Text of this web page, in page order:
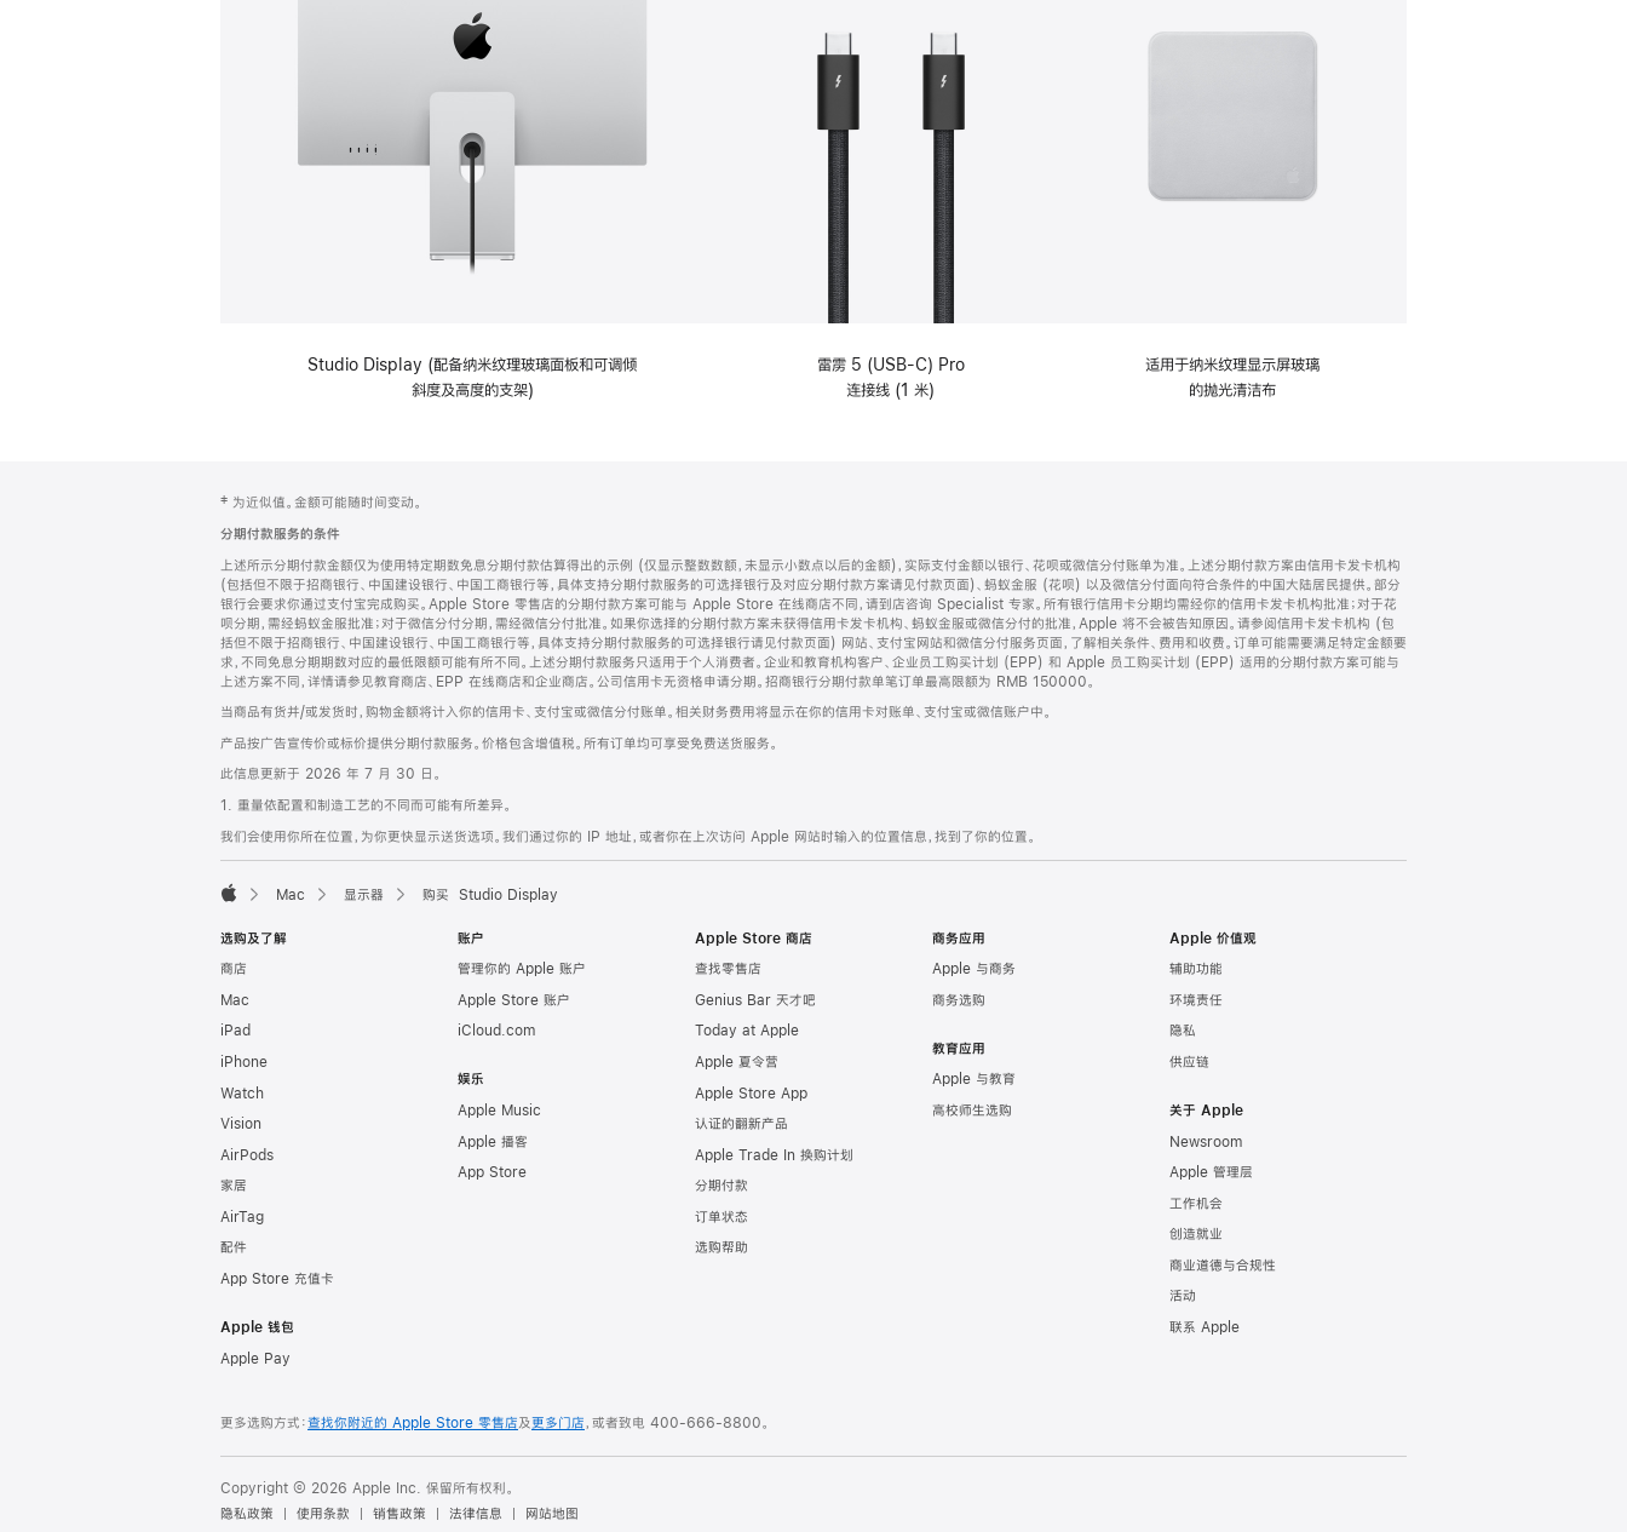
Studio Display (配备纳米纹理玻璃面板和可调倾
斜度及高度的支架)
雷雳 5 (USB-C) Pro
连接线 (1 米)
适用于纳米纹理显示屏玻璃
的抛光清洁布
页
脚
注
‡ 为近似值。金额可能随时间变动。
分期付款服务的条件
上述所示分期付款金额仅为使用特定期数免息分期付款估算得出的示例 (仅显示整数数额，未显示小数点以后的金额)，实际支付金额以银行、花呗或微信分付账单为准。上述分期付款方案由信用卡发卡机构
(包括但不限于招商银行、中国建设银行、中国工商银行等，具体支持分期付款服务的可选择银行及对应分期付款方案请见付款页面)、蚂蚁金服 (花呗) 以及微信分付面向符合条件的中国大陆居民提供。部分
银行会要求你通过支付宝完成购买。Apple Store 零售店的分期付款方案可能与 Apple Store 在线商店不同，请到店咨询 Specialist 专家。所有银行信用卡分期均需经你的信用卡发卡机构批准；对于花
呗分期，需经蚂蚁金服批准；对于微信分付分期，需经微信分付批准。如果你选择的分期付款方案未获得信用卡发卡机构、蚂蚁金服或微信分付的批准，Apple 将不会被告知原因。请参阅信用卡发卡机构 (包
括但不限于招商银行、中国建设银行、中国工商银行等，具体支持分期付款服务的可选择银行请见付款页面) 网站、支付宝网站和微信分付服务页面，了解相关条件、费用和收费。订单可能需要满足特定金额要
求，不同免息分期期数对应的最低限额可能有所不同。上述分期付款服务只适用于个人消费者。企业和教育机构客户、企业员工购买计划 (EPP) 和 Apple 员工购买计划 (EPP) 适用的分期付款方案可能与
上述方案不同，详情请参见教育商店、EPP 在线商店和企业商店。公司信用卡无资格申请分期。招商银行分期付款单笔订单最高限额为 RMB 150000。
当商品有货并/或发货时，购物金额将计入你的信用卡、支付宝或微信分付账单。相关财务费用将显示在你的信用卡对账单、支付宝或微信账户中。
产品按广告宣传价或标价提供分期付款服务。价格包含增值税。所有订单均可享受免费送货服务。
此信息更新于 2026 年 7 月 30 日。
1. 重量依配置和制造工艺的不同而可能有所差异。
我们会使用你所在位置，为你更快显示送货选项。我们通过你的 IP 地址，或者你在上次访问 Apple 网站时输入的位置信息，找到了你的位置。
Mac 显示器 购买 Studio Display
选购及了解
商店
Mac
iPad
iPhone
Watch
Vision
AirPods
家居
AirTag
配件
App Store 充值卡
Apple 钱包
Apple Pay
账户
管理你的 Apple 账户
Apple Store 账户
iCloud.com
娱乐
Apple Music
Apple 播客
App Store
Apple Store 商店
查找零售店
Genius Bar 天才吧
Today at Apple
Apple 夏令营
Apple Store App
认证的翻新产品
Apple Trade In 换购计划
分期付款
订单状态
选购帮助
商务应用
Apple 与商务
商务选购
教育应用
Apple 与教育
高校师生选购
Apple 价值观
辅助功能
环境责任
隐私
供应链
关于 Apple
Newsroom
Apple 管理层
工作机会
创造就业
商业道德与合规性
活动
联系 Apple
更多选购方式：查找你附近的 Apple Store 零售店及更多门店，或者致电 400-666-8800。
Copyright © 2026 Apple Inc. 保留所有权利。
隐私政策
使用条款 销售政策 法律信息 网站地图